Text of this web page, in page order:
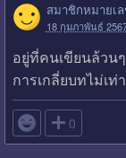
สมาชิกหมายเล
18 กุมภาพันธ์
อยู่ที่คนเขียนล้วน
การเกลี่ยบทไม่เ
 0